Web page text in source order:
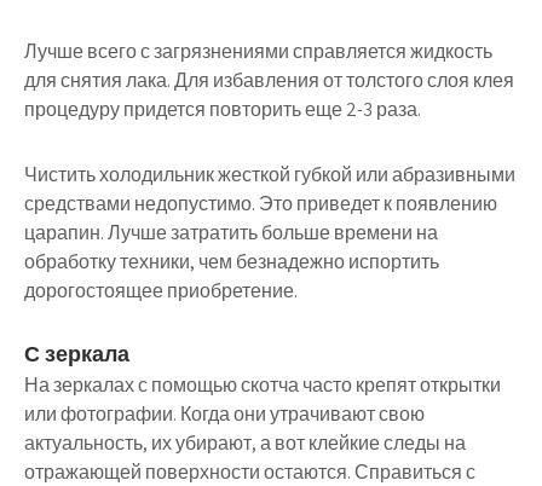
Лучше всего с загрязнениями справляется жидкость
для снятия лака. Для избавления от толстого слоя клея
процедуру придется повторить еще 2-3 раза.
Чистить холодильник жесткой губкой или абразивными
средствами недопустимо. Это приведет к появлению
царапин. Лучше затратить больше времени на
обработку техники, чем безнадежно испортить
дорогостоящее приобретение.
С зеркала
На зеркалах с помощью скотча часто крепят открытки
или фотографии. Когда они утрачивают свою
актуальность, их убирают, а вот клейкие следы на
отражающей поверхности остаются. Справиться с